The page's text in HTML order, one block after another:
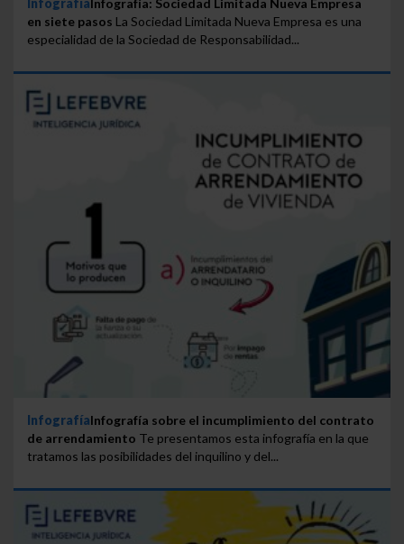
en siete pasos La Sociedad Limitada Nueva Empresa es una
especialidad de la Sociedad de Responsabilidad...
InfografíaInfografía sobre el incumplimiento del contrato
de arrendamiento Te presentamos esta infografía en la que
tratamos las posibilidades del inquilino y del...